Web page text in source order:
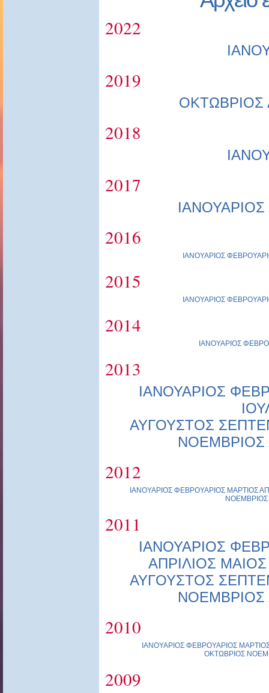
2022
2019
ΟΚΤΩΒΡΙΟΣ
2018
2017
ΙΑΝΟΥΑΡΙΟΣ
2016
ΙΑΝΟΥΑΡΙΟΣ
2015
ΙΑΝΟΥΑΡΙΟΣ
2014
ΙΑΝΟΥΑΡΙΟΣ
2013
ΙΑΝΟΥΑΡΙΟΣ
ΑΥΓΟΥΣΤΟΣ
ΝΟΕΜΒΡΙΟΣ
2012
ΙΑΝΟΥΑΡΙΟΣ ΦΕΒΡΟΥΑΡΙΟΣ ΜΑΡΤΙΟΣ
ΝΟΕΜΒΡΙΟΣ
2011
ΙΑΝΟΥΑΡΙΟΣ
ΑΠΡΙΛΙΟΣ ΜΑΙΟΣ
ΑΥΓΟΥΣΤΟΣ
ΝΟΕΜΒΡΙΟΣ
2010
ΙΑΝΟΥΑΡΙΟΣ ΦΕΒΡΟΥΑΡΙΟΣ
ΟΚΤΩΒΡΙΟΣ
2009